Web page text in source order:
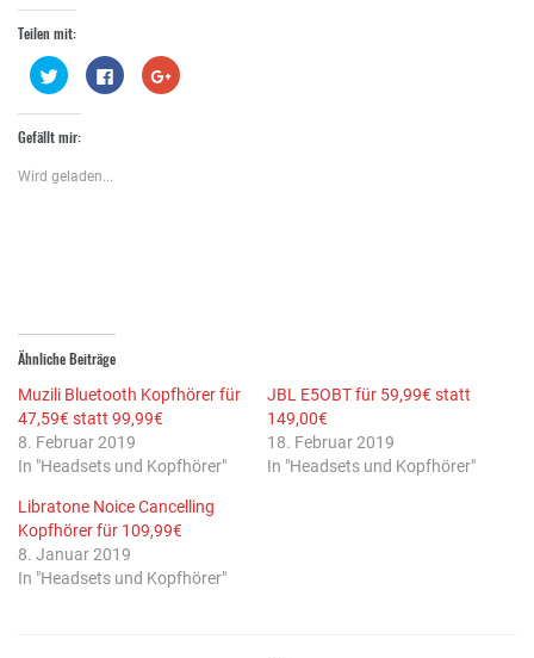
Teilen mit:
Klick,
um
Twitter
zu
teilen
in
neuem
Klick,
um
Zum
Teilen
Gefällt mir:
Wird geladen...
Ähnliche Beiträge
Muzili Bluetooth Kopfhörer für
47,59€ statt 99,99€
8. Februar 2019
In "Headsets und Kopfhörer"
JBL E5OBT für 59,99€ statt
149,00€
18. Februar 2019
In "Headsets und Kopfhörer"
Libratone Noice Cancelling
Kopfhörer für 109,99€
8. Januar 2019
In "Headsets und Kopfhörer"